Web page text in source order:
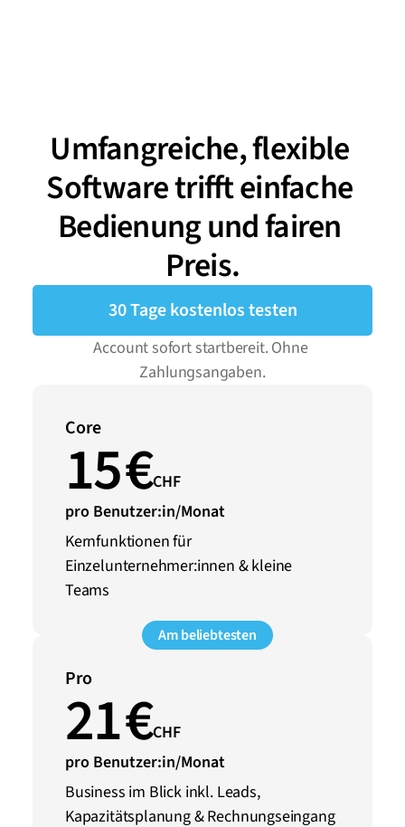
Umfangreiche, flexible
Software trifft einfache
Bedienung und fairen
Preis.
30 Tage kostenlos testen
Account sofort startbereit. Ohne
Zahlungsangaben.
Core
15 €CHF
pro Benutzer:in/Monat
Kernfunktionen für
Einzelunternehmer:innen & kleine
Teams
Am beliebtesten
Pro
21 €CHF
pro Benutzer:in/Monat
Business im Blick inkl. Leads,
Kapazitätsplanung & Rechnungseingang